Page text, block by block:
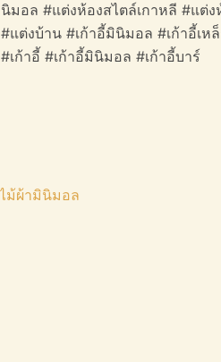
นิมอล #แต่งห้องสไตล์เกาหลี #แต่
#แต่งบ้าน #เก้าอี้มินิมอล #เก้าอี้เห
#เก้าอี้ #เก้าอี้มินิมอล #เก้าอี้บาร์